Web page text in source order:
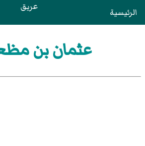
الرئيسية عريق
عثمان بن